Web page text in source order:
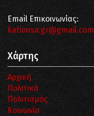
Email Επικοινωνίας:
katiousa.gr@gmail.com
Χάρτης
Αρχική
Πολιτικά
Πολιτισμός
Κοινωνία